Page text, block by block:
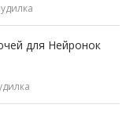
для Нейронок